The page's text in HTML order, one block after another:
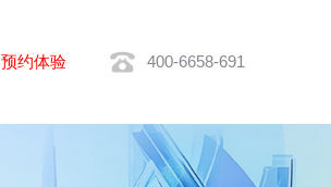
预约体验 400-6658-691